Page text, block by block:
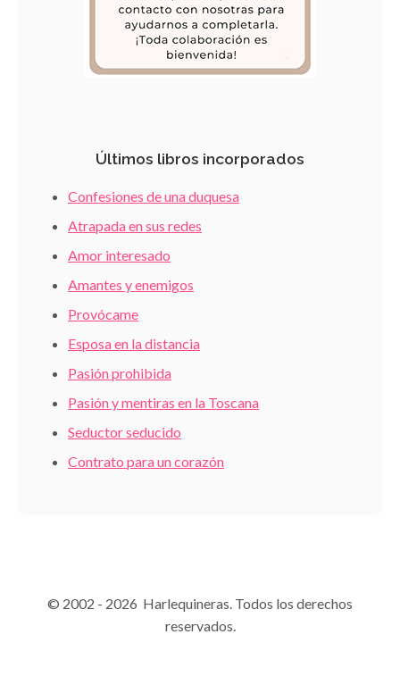
Últimos libros incorporados
Confesiones de una duquesa
Atrapada en sus redes
Amor interesado
Amantes y enemigos
Provócame
Esposa en la distancia
Pasión prohibida
Pasión y mentiras en la Toscana
Seductor seducido
Contrato para un corazón
© 2002 - 2026 Harlequineras. Todos los derechos
reservados.